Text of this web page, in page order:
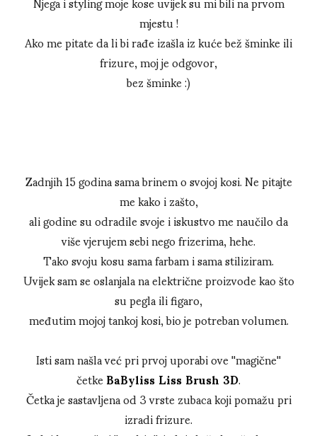
mjestu !
Ako me pitate da li bi rađe izašla iz kuće bež šminke ili
frizure, moj je odgovor,
bez šminke :)
Zadnjih 15 godina sama brinem o svojoj kosi. Ne pitajte
me kako i zašto,
ali godine su odradile svoje i iskustvo me naučilo da
više vjerujem sebi nego frizerima, hehe.
Tako svoju kosu sama farbam i sama stiliziram.
Uvijek sam se oslanjala na električne proizvode kao što
su pegla ili figaro,
međutim mojoj tankoj kosi, bio je potreban volumen.
Isti sam našla već pri prvoj uporabi ove ''magične''
četkeBaByliss Liss Brush 3D.
Četka je sastavljena od 3 vrste zubaca koji pomažu pri
izradi frizure.